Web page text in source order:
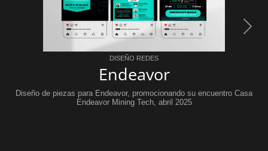
Diseño Redes
Endeavor
Diseño de piezas para Endeavor, promocionando su encuentro Casa
Endeavor Mining Tech, abril 2025